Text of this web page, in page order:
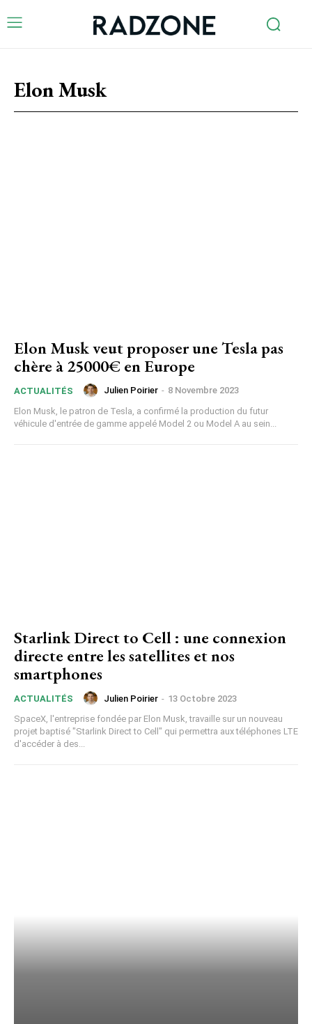
Elon Musk
Elon Musk veut proposer une Tesla pas
chère à 25000€ en Europe
ACTUALITÉS Julien Poirier - 8 Novembre 2023
Elon Musk, le patron de Tesla, a confirmé la production du futur
véhicule d'entrée de gamme appelé Model 2 ou Model A au sein...
Starlink Direct to Cell : une connexion
directe entre les satellites et nos
smartphones
ACTUALITÉS Julien Poirier - 13 Octobre 2023
SpaceX, l'entreprise fondée par Elon Musk, travaille sur un nouveau
projet baptisé "Starlink Direct to Cell" qui permettra aux téléphones LTE
d'accéder à des...